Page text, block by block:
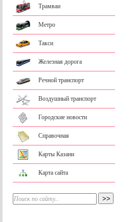
Трамваи
Метро
Такси
Железная дорога
Речной транспорт
Воздушный транспорт
Городские новости
Справочная
Карты Казани
Карта сайта